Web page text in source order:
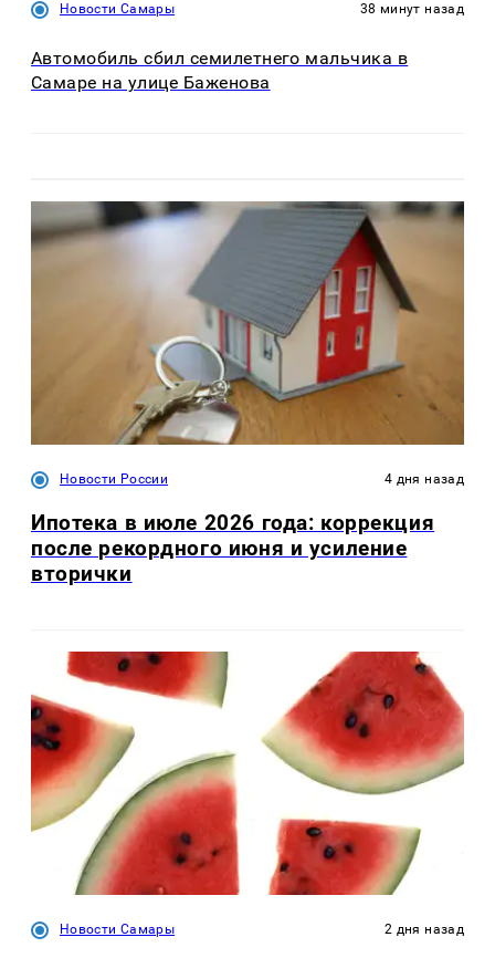
Новости Самары 38 минут назад
Автомобиль сбил семилетнего мальчика в
Самаре на улице Баженова
Новости России 4 дня назад
Ипотека в июле 2026 года: коррекция
после рекордного июня и усиление
вторички
Новости Самары 2 дня назад